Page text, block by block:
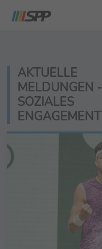
AKTUELLE
MELDUNGEN -
SOZIALES
ENGAGEMENT